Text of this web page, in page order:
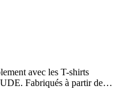
avec les T-shirts
Fabriqués à partir de